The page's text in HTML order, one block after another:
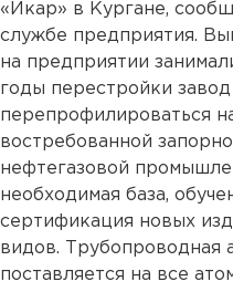
«Икар» в Кургане,
службе предприятия.
на предприятии
годы перестройки
перепрофилироваться
востребованной
нефтегазовой
необходимая база,
сертификация новых
видов. Трубопроводная
поставляется на все